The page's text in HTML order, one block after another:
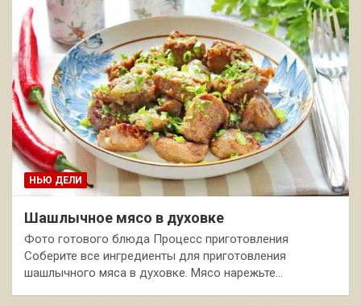
НЬЮ ДЕЛИ
Шашлычное мясо в духовке
Фото готового блюда Процесс приготовления
Соберите все ингредиенты для приготовления
шашлычного мяса в духовке. Мясо нарежьте…